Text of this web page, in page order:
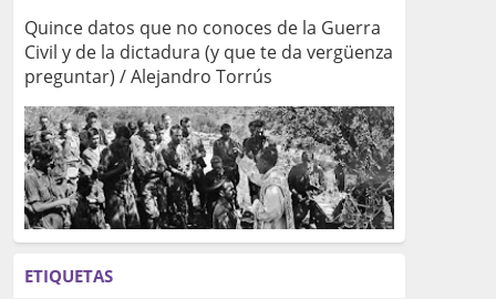
Quince datos que no conoces de la Guerra
Civil y de la dictadura (y que te da vergüenza
preguntar) / Alejandro Torrús
ETIQUETAS